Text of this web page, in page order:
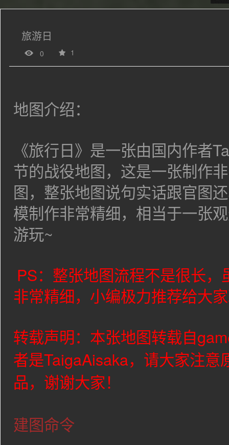
旅游日
0 1
地图介绍：
《旅行日》是一张由国内作者
节的战役地图，这是一张制作
图，整张地图说句实话跟官图
模制作非常精细，相当于一张
游玩~
PS：整张地图流程不是很长
非常精细，小编极力推荐给大
转载声明：本张地图转载自
者是TaigaAisaka，请大家注意
品，谢谢大家！
建图命令